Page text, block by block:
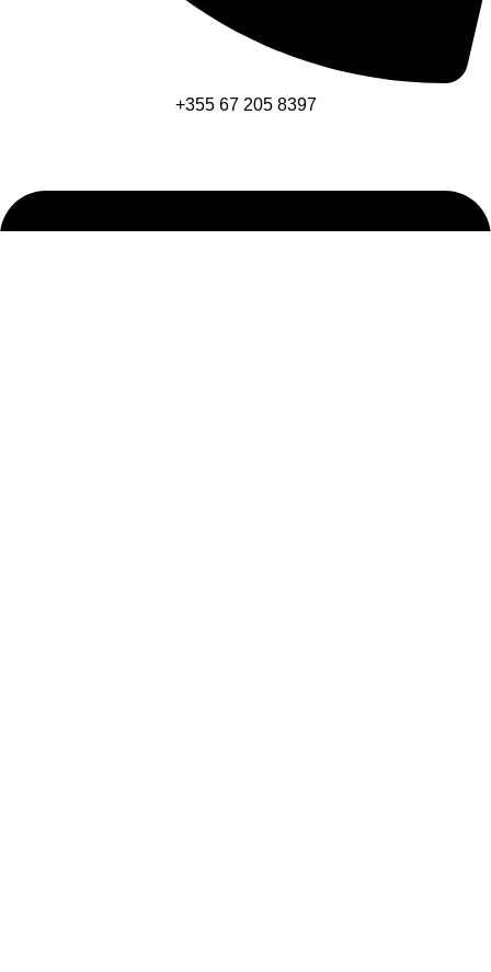
+355 67 205 8397